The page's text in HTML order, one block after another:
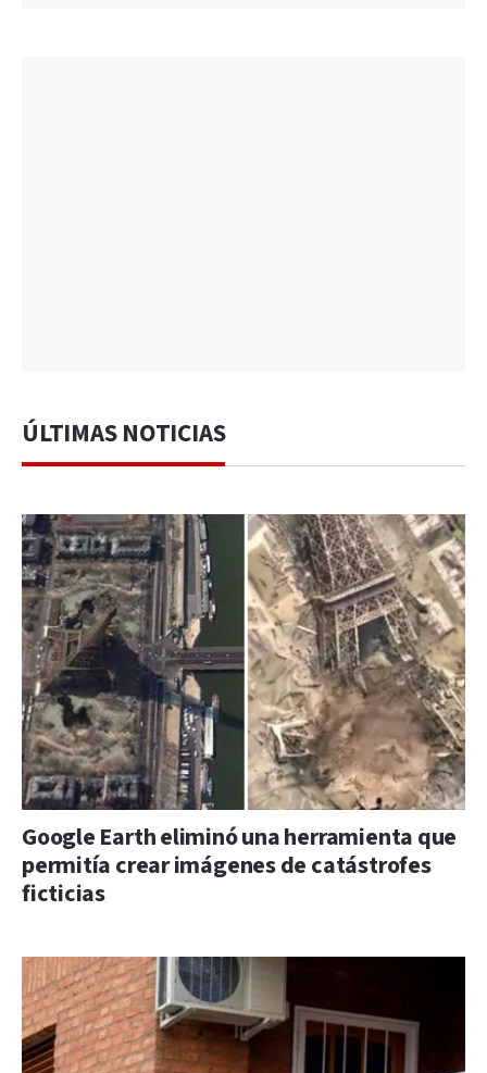
ÚLTIMAS NOTICIAS
Google Earth eliminó una herramienta que
permitía crear imágenes de catástrofes
ficticias